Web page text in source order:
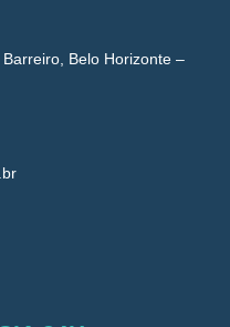
Belo Horizonte –